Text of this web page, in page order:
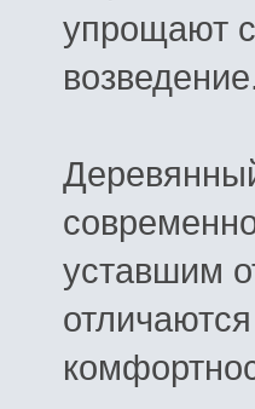
упрощают
уставшим